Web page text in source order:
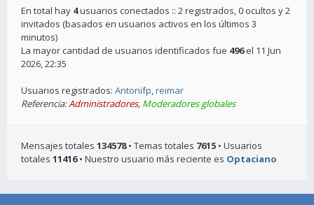
En total hay 4usuarios conectados :: 2 registrados, 0 ocultos y 2
invitados (basados en usuarios activos en los últimos 3
minutos)
La mayor cantidad de usuarios identificados fue 496el 11 Jun
2026, 22:35
Usuarios registrados: Antonifp,reimar
Referencia:Administradores, Moderadores globales
Mensajes totales 134578• Temas totales 7615 • Usuarios
totales 11416• Nuestro usuario más reciente es Optaciano